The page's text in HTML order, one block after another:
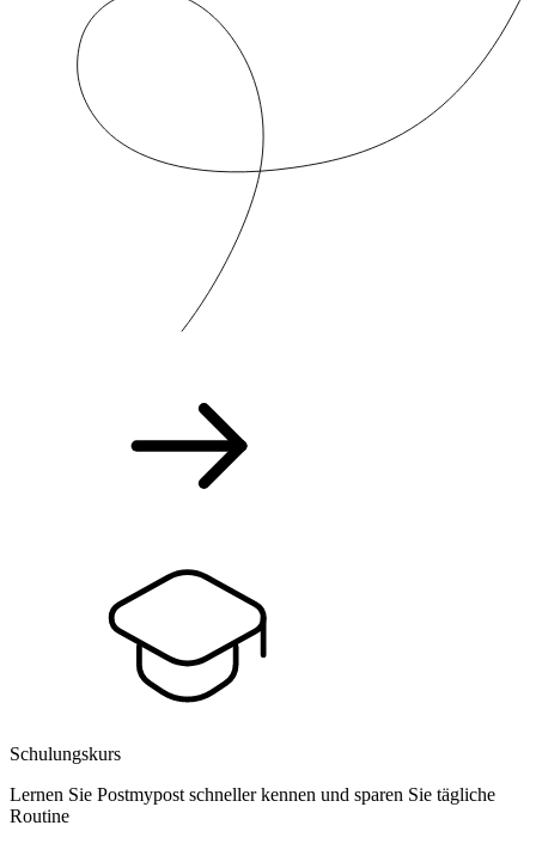
Schulungskurs
Lernen Sie Postmypost schneller kennen und sparen Sie tägliche
Routine